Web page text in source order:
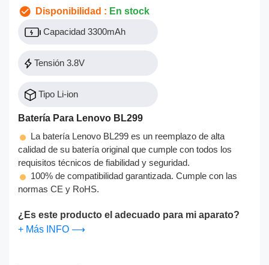
Disponibilidad : En stock
Capacidad 3300mAh
Tensión 3.8V
Tipo Li-ion
Batería Para Lenovo BL299
La batería Lenovo BL299 es un reemplazo de alta
calidad de su batería original que cumple con todos los
requisitos técnicos de fiabilidad y seguridad.
100% de compatibilidad garantizada. Cumple con las
normas CE y RoHS.
¿Es este producto el adecuado para mi aparato?
+ Más INFO ⟶